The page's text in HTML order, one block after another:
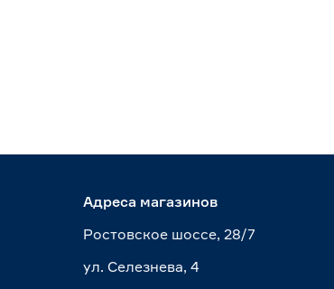
Адреса магазинов
Ростовское шоссе, 28/7
ул. Селезнева, 4